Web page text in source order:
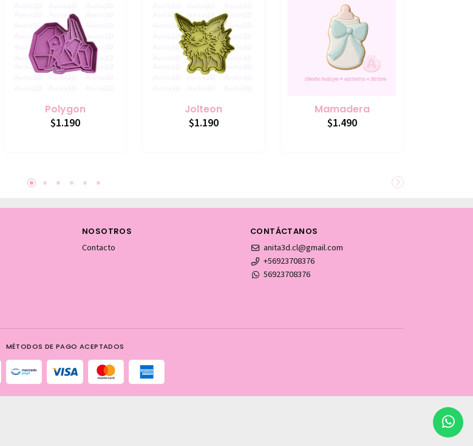
Polygon
$1.190
Jolteon
$1.190
Mamadera
$1.490
NOSOTROS
Contacto
CONTÁCTANOS
anita3d.cl@gmail.com
+56923708376
56923708376
MÉTODOS DE PAGO ACEPTADOS